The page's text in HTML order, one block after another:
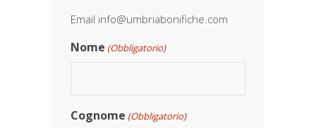
Email info@umbriabonifiche.com
Nome (Obbligatorio)
Cognome (Obbligatorio)